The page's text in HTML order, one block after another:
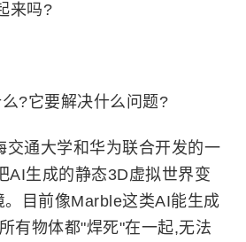
来吗?
?它要解决什么问题?
交通大学和华为联合开发的一
AI生成的静态3D虚拟世界变
。目前像Marble这类AI能生成
有物体都"焊死"在一起,无法